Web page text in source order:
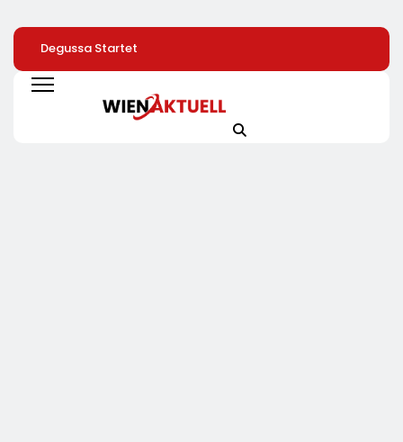
Degussa Startet
Smarte,
Generationsübergreifende
Kampagne Für
Leistungsminderungen
Dem Vorjahr
Gestiegen / BA-
Verbraucher Das